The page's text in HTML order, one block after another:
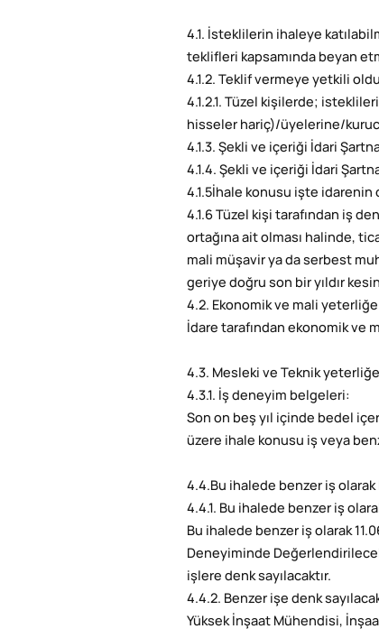
4.1. İsteklilerin ihaleye
teklifleri kapsamında beyan
4.1.2. Teklif vermeye yetkili
4.1.2.1. Tüzel kişilerde;
hisseler hariç)/üyelerine/
4.1.3. Şekli ve içeriği İdari
4.1.4. Şekli ve içeriği İdari
4.1.5İhale konusu işte idarenin
4.1.6 Tüzel kişi tarafından iş
ortağına ait olması halinde,
mali müşavir ya da serbest
geriye doğru son bir yıldır
4.2. Ekonomik ve mali
İdare tarafından ekonomik
4.3. Mesleki ve Teknik
4.3.1. İş deneyim belgeleri:
Son on beş yıl içinde bedel
üzere ihale konusu iş veya
4.4.Bu ihalede benzer iş
4.4.1. Bu ihalede benzer iş
Bu ihalede benzer iş olarak
Deneyiminde
işlere denk sayılacaktır.
4.4.2. Benzer işe denk
Yüksek İnşaat Mühendisi,